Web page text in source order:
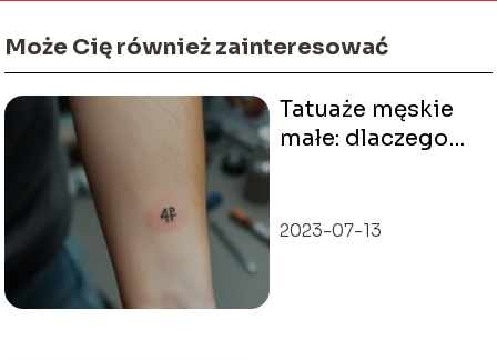
Może Cię również zainteresować
Tatuaże męskie
małe: dlaczego
minimalistyczny
2023-07-13